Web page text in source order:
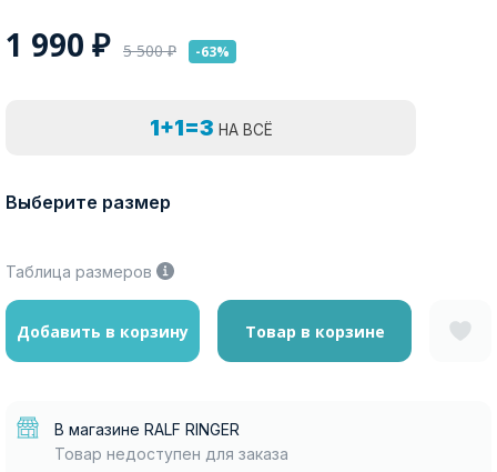
1 990 ₽ 5 500₽ -63%
1+1=3 НА ВСЁ
Выберите размер
Таблица размеров
Добавить в корзину Товар в корзине
В магазине RALF RINGER
Товар недоступен для заказа